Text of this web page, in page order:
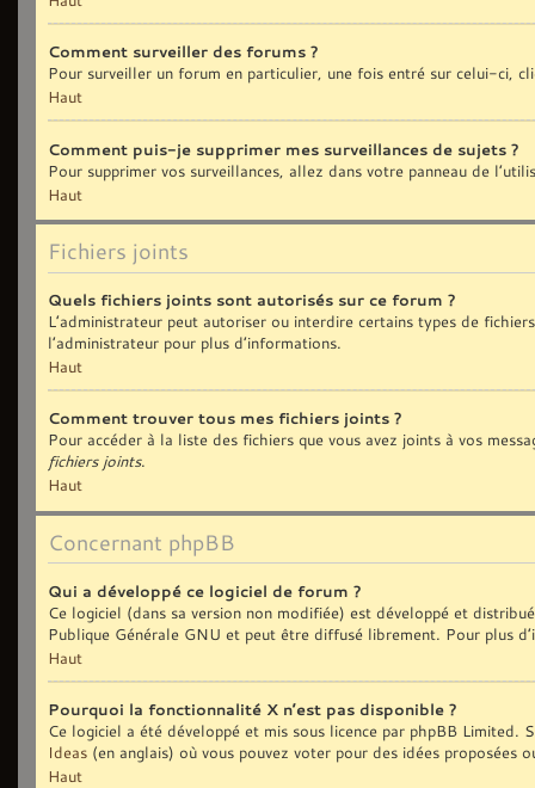
Comment surveiller des forums ?
Pour surveiller un forum en particulier, une fois entré sur celui-ci,
Haut
Comment puis-je supprimer mes surveillances de sujets ?
Pour supprimer vos surveillances, allez dans votre panneau de
Haut
Fichiers joints
Quels fichiers joints sont autorisés sur ce forum ?
L’administrateur peut autoriser ou interdire certains types de
l’administrateur pour plus d’informations.
Haut
Comment trouver tous mes fichiers joints ?
Pour accéder à la liste des fichiers que vous avez joints à vos
fichiers joints.
Haut
Concernant phpBB
Qui a développé ce logiciel de forum ?
Ce logiciel (dans sa version non modifiée) est développé et
Publique Générale GNU et peut être diffusé librement. Pour plus
Haut
Pourquoi la fonctionnalité X n’est pas disponible ?
Ce logiciel a été développé et mis sous licence par phpBB Limited.
Ideas (en anglais) où vous pouvez voter pour des idées proposées
Haut